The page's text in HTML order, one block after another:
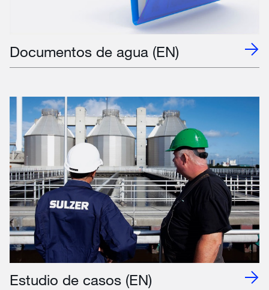
Documentos de agua (EN)
Estudio de casos (EN)